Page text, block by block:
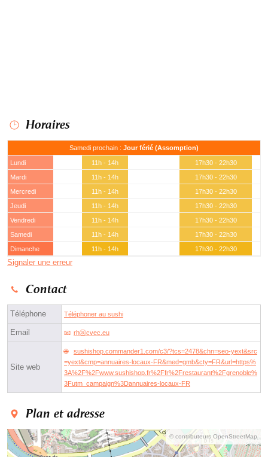
Horaires
Samedi prochain : Jour férié (Assomption)
Lundi 11h - 14h
17h30 - 22h30
Mardi
11h - 14h
17h30 - 22h30
Mercredi
11h - 14h
17h30 - 22h30
Jeudi
11h - 14h
17h30 - 22h30
Vendredi
11h - 14h
17h30 - 22h30
Samedi
11h - 14h
17h30 - 22h30
Dimanche
11h - 14h 17h30 - 22h30
Signaler une erreur
Contact
Téléphone Téléphoner au sushi
Email rhⓐcvec.eu
Site web
sushishop.commander1.com/c3/?tcs=2478&chn=seo-yext&src
=yext&cmp=annuaires-locaux-FR&med=gmb&cty=FR&url=https%
3A%2F%2Fwww.sushishop.fr%2Ffr%2Frestaurant%2Fgrenoble%
3Futm_campaign%3Dannuaires-locaux-FR
Plan et adresse
© contributeurs OpenStreetMap